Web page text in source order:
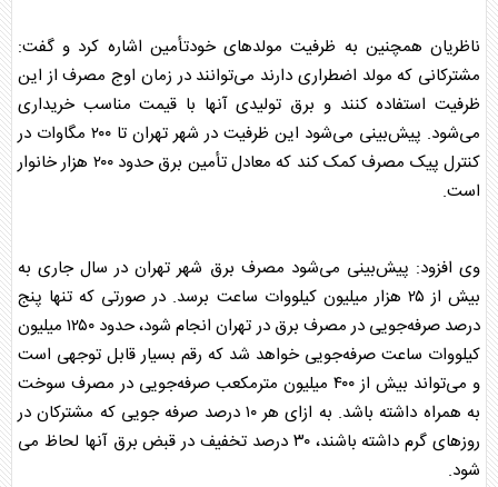
ناظریان همچنین به ظرفیت مولدهای خودتأمین اشاره کرد و گفت:
مشترکانی که مولد اضطراری دارند می‌توانند در زمان اوج مصرف از این
ظرفیت استفاده کنند و برق تولیدی آنها با قیمت مناسب خریداری
می‌شود. پیش‌بینی می‌شود این ظرفیت در شهر تهران تا ۲۰۰ مگاوات در
کنترل پیک مصرف کمک کند که معادل تأمین برق
حدود ۲۰۰ هزار خانوار
است.
وی افزود: پیش‌بینی می‌شود مصرف برق شهر تهران در سال جاری به
بیش از ۲۵ هزار میلیون کیلووات ساعت برسد. در صورتی که تنها پنج
درصد صرفه‌جویی در مصرف برق
در تهران انجام شود، حدود ۱۲۵۰ میلیون
کیلووات ساعت صرفه‌جویی خواهد شد که رقم بسیار قابل توجهی است
و می‌تواند بیش از ۴۰۰ میلیون مترمکعب صرفه‌جویی در مصرف سوخت
به همراه داشته باشد. به ازای هر ۱۰ درصد صرفه جویی که مشترکان در
روزهای گرم داشته باشند، ۳۰ درصد تخفیف در قبض
برق آنها لحاظ می
شود.